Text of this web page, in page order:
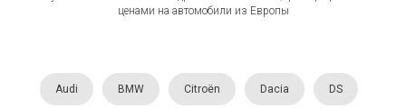
ценами на автомобили из Европы
Audi BMW Citroën Dacia DS